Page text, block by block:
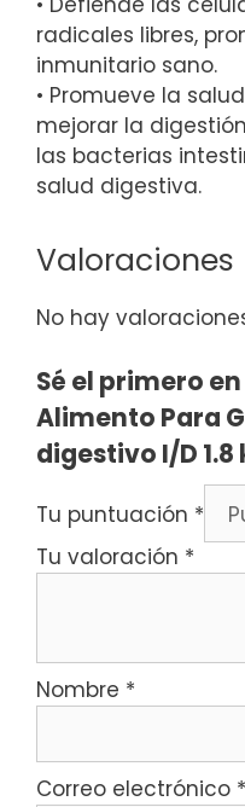
radicales libres,
inmunitario sano.
• Promueve la
mejorar la
las bacterias
salud digestiva.
Valoraciones
No hay
Sé el primero
Alimento Para
digestivo I/D 1.8
Tu puntuación *
Tu valoración *
Nombre *
Correo electrónico *